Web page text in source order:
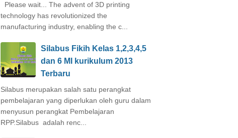
Please wait... The advent of 3D printing
technology has revolutionized the
manufacturing industry, enabling the c...
Silabus Fikih Kelas 1,2,3,4,5
dan 6 MI kurikulum 2013
Terbaru
Silabus merupakan salah satu perangkat
pembelajaran yang diperlukan oleh guru dalam
menyusun perangkat Pembelajaran
RPP.Silabus adalah renc...